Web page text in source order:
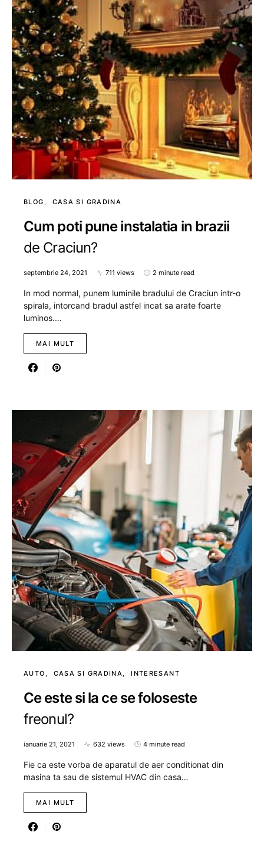
BLOG CASA SI GRADINA
Cum poti pune instalatia in brazii
de Craciun?
septembrie 24, 2021 711 views 2 minute read
In mod normal, punem luminile bradului de Craciun intr-o
spirala, intorcand bradul astfel incat sa arate foarte
luminos.…
MAI MULT
AUTO CASA SI GRADINA INTERESANT
Ce este si la ce se foloseste
freonul?
ianuarie 21, 2021 632 views 4 minute read
Fie ca este vorba de aparatul de aer conditionat din
masina ta sau de sistemul HVAC din casa…
MAI MULT